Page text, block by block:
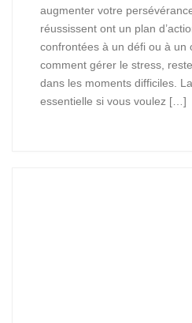
augmenter votre
réussissent ont un plan
confrontées à un défi ou à un
comment gérer le stress,
dans les moments difficiles.
essentielle si vous voulez […]